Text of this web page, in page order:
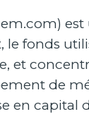
)
le fonds
et
de
en capital